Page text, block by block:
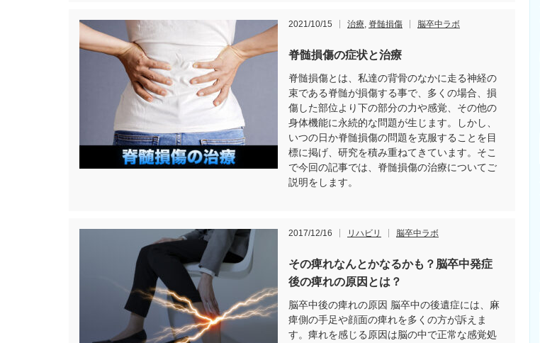
2021/10/15 治療, 脊髄損傷 脳卒中ラボ
脊髄損傷の症状と治療
脊髄損傷とは、私達の背骨のなかに走る神経の
束である脊髄が損傷する事で、多くの場合、損
傷した部位より下の部分の力や感覚、その他の
身体機能に永続的な問題が生じます。しかし、
いつの日か脊髄損傷の問題を克服することを目
標に掲げ、研究を積み重ねてきています。そこ
で今回の記事では、脊髄損傷の治療についてご
説明をします。
2017/12/16 リハビリ 脳卒中ラボ
その痺れなんとかなるかも？脳卒中発症
後の痺れの原因とは？
脳卒中後の痺れの原因 脳卒中の後遺症には、麻
痺側の手足や顔面の痺れを多くの方が訴えま
す。痺れを感じる原因は脳の中で正常な感覚処